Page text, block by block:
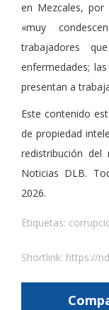
en Mezcales,
«muy
trabajadores
enfermedades;
presentan a
Este contenido
de propiedad
redistribución
Noticias DLB.
2026.
Etiquetas:
Shortlink: https://